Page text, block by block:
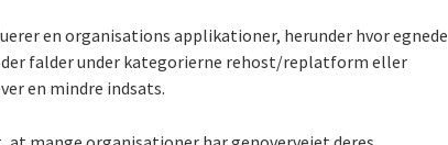
en organisations applikationer, herunder hvor egnede
falder under kategorierne rehost/replatform eller
en mindre indsats.